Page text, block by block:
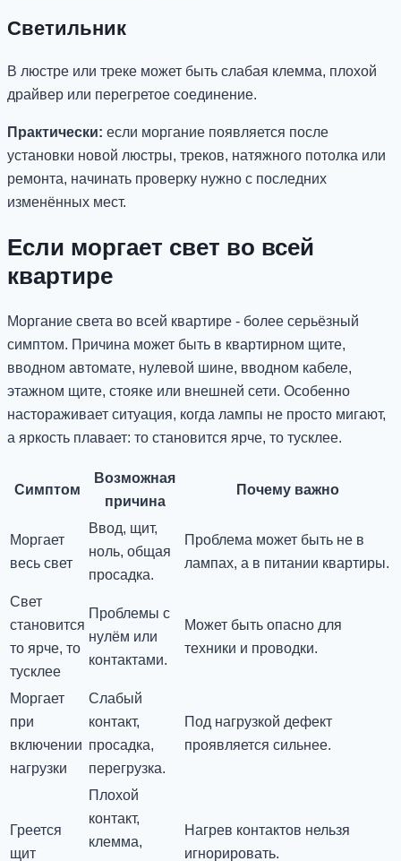
Светильник
В люстре или треке может быть слабая клемма, плохой
драйвер или перегретое соединение.
Практически: если моргание появляется после
установки новой люстры, треков, натяжного потолка или
ремонта, начинать проверку нужно с последних
изменённых мест.
Если моргает свет во всей
квартире
Моргание света во всей квартире - более серьёзный
симптом. Причина может быть в квартирном щите,
вводном автомате, нулевой шине, вводном кабеле,
этажном щите, стояке или внешней сети. Особенно
настораживает ситуация, когда лампы не просто мигают,
а яркость плавает: то становится ярче, то тусклее.
Симптом
Возможная
причина
Почему важно
Моргает
весь свет
Ввод, щит,
ноль, общая
просадка.
Проблема может быть не в
лампах, а в питании квартиры.
Свет
становится
то ярче, то
тусклее
Проблемы с
нулём или
контактами.
Может быть опасно для
техники и проводки.
Моргает
при
включении
нагрузки
Слабый
контакт,
просадка,
перегрузка.
Под нагрузкой дефект
проявляется сильнее.
Греется
щит
Плохой
контакт,
клемма,
Нагрев контактов нельзя
игнорировать.